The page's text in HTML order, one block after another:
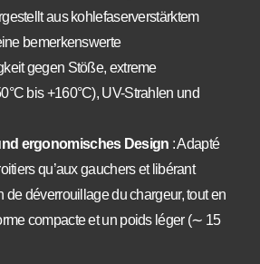
aus kohlefaserverstärktem
bemerkenswerte
gegen Stöße, extreme
bis +160°C), UV-Strahlen und
ergonomisches Design : Adapté
qu’aux gauchers et libérant
de déverrouillage du chargeur, tout en
compacte et un poids léger (∼ 15